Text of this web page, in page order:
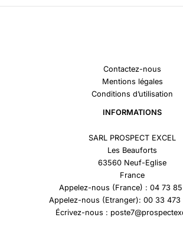
Contactez-nous
Mentions légales
Conditions d’utilisation
INFORMATIONS
SARL PROSPECT EXCEL
Les Beauforts
63560 Neuf-Eglise
France
Appelez-nous (France) : 04 73
Appelez-nous (Etranger): 00 33 473
Écrivez-nous :